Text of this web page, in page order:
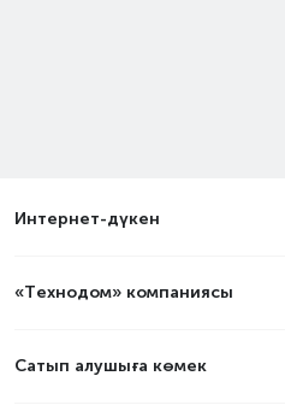
Интернет-дүкен
«Технодом» компаниясы
Сатып алушыға көмек